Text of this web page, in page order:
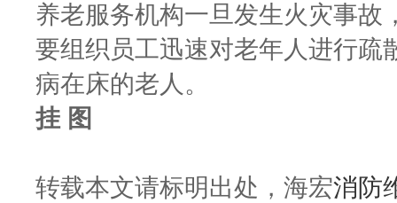
养老服务机构一旦发生火灾事故
要组织员工迅速对老年人进行疏
病在床的老人。
挂 图
转载本文请标明出处，海宏消防